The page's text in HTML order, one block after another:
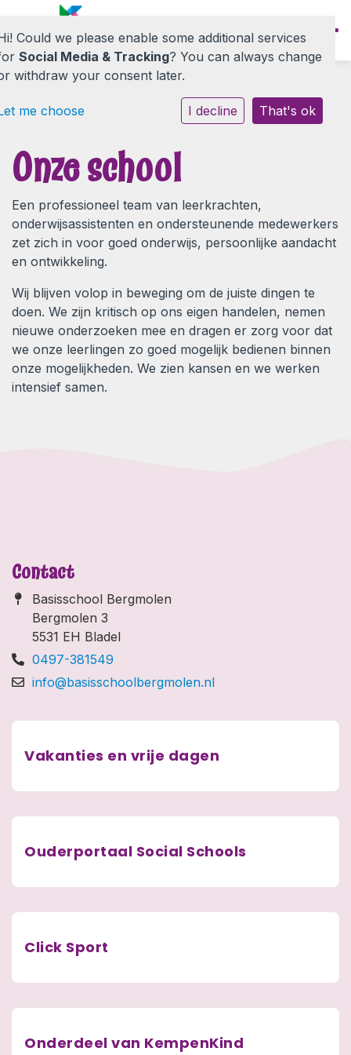
Onze school
Informatie
Nieuwe ouders
Onze school
Een professioneel team van leerkrachten,
onderwijsassistenten en ondersteunende medewerkers
zet zich in voor goed onderwijs, persoonlijke aandacht
en ontwikkeling.
Wij blijven volop in beweging om de juiste dingen te
doen. We zijn kritisch op ons eigen handelen, nemen
nieuwe onderzoeken mee en dragen er zorg voor dat
we onze leerlingen zo goed mogelijk bedienen binnen
onze mogelijkheden. We zien kansen en we werken
intensief samen.
Contact
Basisschool Bergmolen
Bergmolen 3
5531 EH Bladel
0497-381549
info@basisschoolbergmolen.nl
Vakanties en vrije dagen
Ouderportaal Social Schools
Click Sport
Onderdeel van KempenKind
Could we please enable some additional services
Social Media & Tracking? You can always change
withdraw your consent later.
me choose I decline That's ok